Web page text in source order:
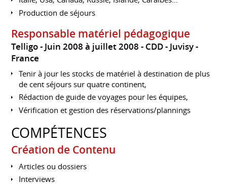
Production de séjours
Responsable matériel pédagogique
Telligo Juin 2008 à juillet 2008 CDD
Juvisy
France
Tenir à jour les stocks de matériel à destination de plus
de cent séjours sur quatre continent,
Rédaction de guide de voyages pour les équipes,
Vérification et gestion des réservations/plannings
COMPÉTENCES
Création de Contenu
Articles ou dossiers
Interviews